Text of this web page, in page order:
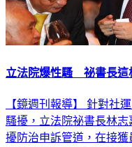
立法院爆性騷 祕書長這
【鏡週刊報導】 針對社
騷擾，立法院祕書長林
擾防治申訴管道，在接